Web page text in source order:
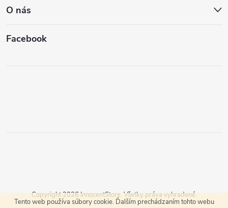
Tento web používa súbory cookie. Ďalším prechádzaním tohto webu
O nás
Facebook
Copyright 2026 InnocentStore. Všetky práva vyhradené.